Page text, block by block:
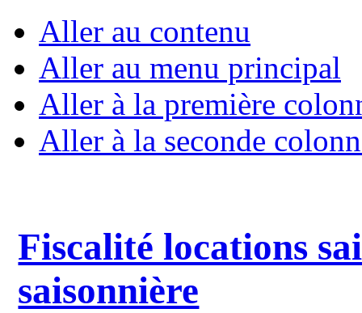
Aller au contenu
Aller au menu principal
Aller à la première
Aller à la seconde
Fiscalité locations
saisonnière